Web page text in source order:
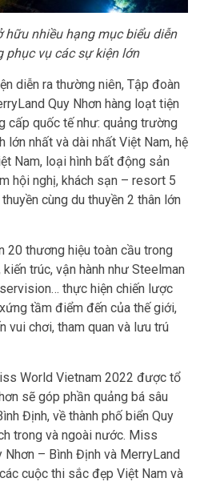
hữu nhiều hạng mục biểu diễn
phục vụ các sự kiện lớn
diễn ra thường niên, Tập đoàn
Quy Nhơn hàng loạt tiện
cấp quốc tế như: quảng trường
lớn nhất và dài nhất Việt Nam, hệ
Nam, loại hình bất động sản
hội nghị, khách sạn – resort 5
cùng du thuyền 2 thân lớn
20 thương hiệu toàn cầu trong
trúc, vận hành như Steelman
thực hiện chiến lược
tầm điểm đến của thế giới,
vui chơi, tham quan và lưu trú
World Vietnam 2022 được tổ
sẽ góp phần quảng bá sâu
Định, về thành phố biển Quy
trong và ngoài nước. Miss
– Bình Định và MerryLand
cuộc thi sắc đẹp Việt Nam và